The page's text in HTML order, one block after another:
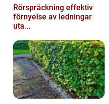
Rörspräckning effektiv
förnyelse av ledningar
uta...